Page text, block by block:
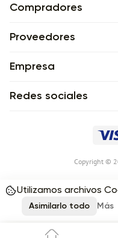
Compradores
Proveedores
Empresa
Redes sociales
Сopyright ©
Utilizamos archivos
Asimilarlo todo Más